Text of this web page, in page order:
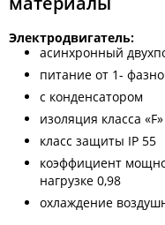
Электродвигатель:
асинхронный
питание от 1-
с конденсатором
изоляция класса «F»
класс защиты IP 55
коэффициент
нагрузке 0,98
охлаждение